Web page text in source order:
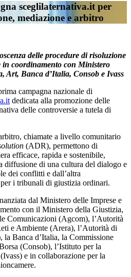
sceglilaternativa.it per
mediazione e arbitro
delle procedure di risoluzione
in coordinamento con Ministero
Art, Banca d’Italia, Consob e Ivass
campagna nazionale di
dedicata alla promozione delle
delle controversie a tutela di
chiamate a livello comunitario
(ADR), permettono di
efficace, rapida e sostenibile,
diffusione di una cultura del dialogo e
dei conflitti e dall’altra
i tribunali di giustizia ordinari.
dal Ministero delle Imprese e
con il Ministero della Giustizia,
Comunicazioni (Agcom), l’Autorità
e Ambiente (Arera), l’Autorità di
Banca d’Italia, la Commissione
(Consob), l’Istituto per la
e in collaborazione per la